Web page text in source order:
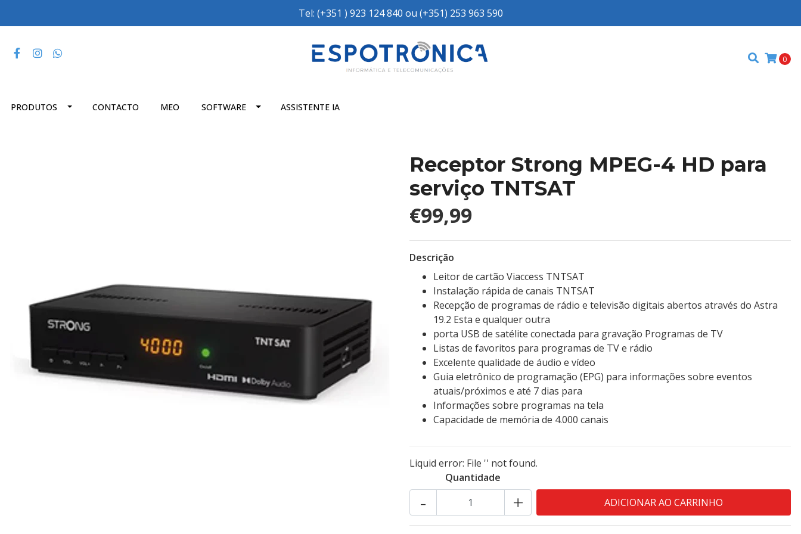
Tel: (+351 ) 923 124 840 ou (+351) 253 963 590
0
PRODUTOS CONTACTO MEO SOFTWARE ASSISTENTE IA
Receptor Strong MPEG-4 HD para
serviço TNTSAT
€99,99
Descrição
Leitor de cartão Viaccess TNTSAT
Instalação rápida de canais TNTSAT
Recepção de programas de rádio e televisão digitais abertos através do Astra
19.2 Esta e qualquer outra
porta USB de satélite conectada para gravação Programas de TV
Listas de favoritos para programas de TV e rádio
Excelente qualidade de áudio e vídeo
Guia eletrônico de programação (EPG) para informações sobre eventos
atuais/próximos e até 7 dias para
Informações sobre programas na tela
Capacidade de memória de 4.000 canais
Liquid error: File '' not found.
Quantidade
+
-